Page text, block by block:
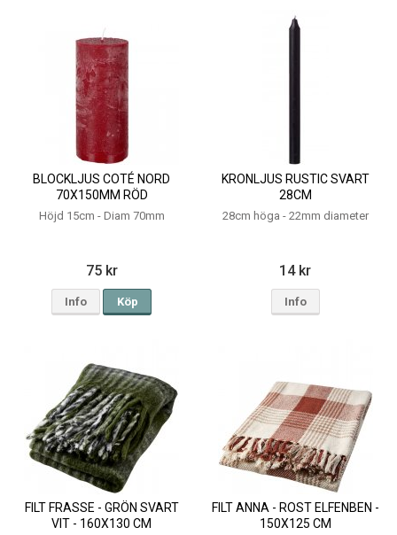
BLOCKLJUS COTÉ NORD
70X150MM RÖD
Höjd 15cm - Diam 70mm
75 kr
Info Köp
KRONLJUS RUSTIC SVART
28CM
28cm höga - 22mm diameter
14 kr
Info
FILT FRASSE - GRÖN SVART
VIT - 160X130 CM
FILT ANNA - ROST ELFENBEN -
150X125 CM